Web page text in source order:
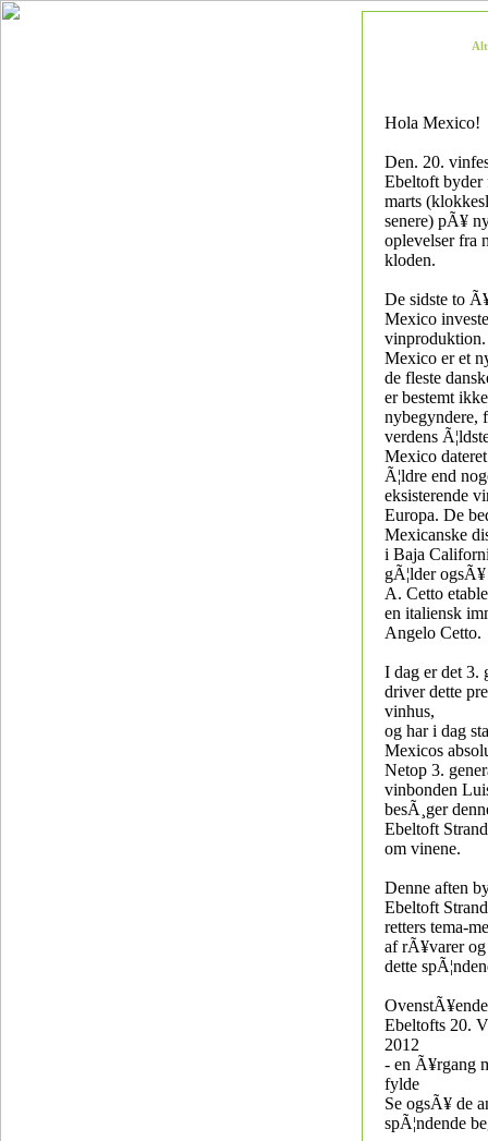
Hola Mexico!
Den. 20.
Ebeltoft byder
marts
senere) pÃ¥
oplevelser fra
kloden.
De sidste to
Mexico
vinproduktion.
Mexico er et
de fleste
er bestemt ikke
nybegyndere,
verdens
Mexico
Ã¦ldre end
eksisterende
Europa. De
Mexicanske
i Baja
gÃ¦lder
A. Cetto
en italiensk
Angelo Cetto.
I dag er det 3.
driver dette
vinhus,
og har i dag
Mexicos
Netop 3.
vinbonden
besÃ¸ger
Ebeltoft
om vinene.
Denne aften
Ebeltoft
retters tema-
af rÃ¥varer
dette
Ebeltofts 20.
2012
- en Ã¥rgang
fylde
Se ogsÃ¥ de
spÃ¦ndende